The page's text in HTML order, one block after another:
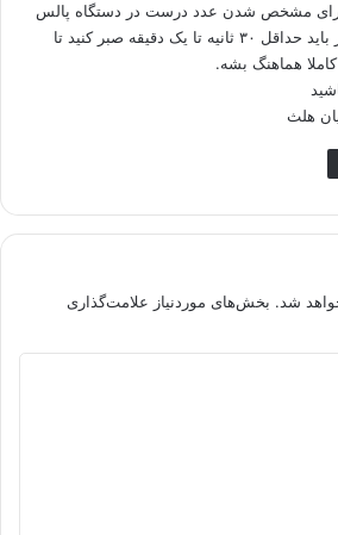
:
مشخص شدن عدد درست در دستگاه پالس
اکسیمتر باید حداقل ۳۰ ثانیه تا یک دقیقه صبر کنید تا
هماهنگ بشه.
هلث
شد. بخش‌های موردنیاز علامت‌گذاری